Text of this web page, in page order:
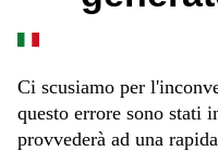
Ci scusiamo per
questo errore sono stati
provvederà ad una